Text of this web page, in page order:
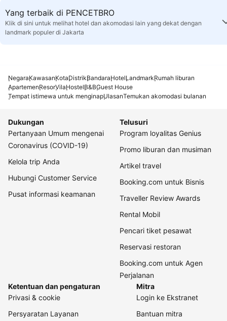
Yang terbaik di PENCETBRO
Klik di sini untuk melihat hotel dan akomodasi lain yang dekat dengan
landmark populer di Jakarta
NegaraKawasanKotaDistrikBandaraHotelLandmarkRumah liburan
ApartemenResorVilaHostelB&BGuest House
Tempat istimewa untuk menginapUlasanTemukan akomodasi bulanan
Dukungan
Pertanyaan Umum mengenai
Coronavirus (COVID-19)
Kelola trip Anda
Hubungi Customer Service
Pusat informasi keamanan
Telusuri
Program loyalitas Genius
Promo liburan dan musiman
Artikel travel
Booking.com untuk Bisnis
Traveller Review Awards
Rental Mobil
Pencari tiket pesawat
Reservasi restoran
Booking.com untuk Agen
Perjalanan
Ketentuan dan pengaturan
Privasi & cookie
Persyaratan Layanan
Mitra
Login ke Ekstranet
Bantuan mitra